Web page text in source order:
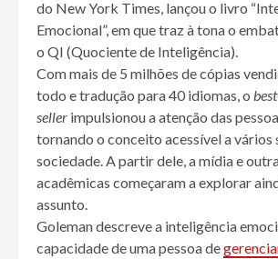
do New York Times, lançou o livro
Emocional”, em que traz à tona o
o QI (Quociente de Inteligência).
Com mais de 5 milhões de cópias
todo e tradução para 40 idiomas, o
seller impulsionou a atenção das
tornando o conceito acessível a vários
sociedade. A partir dele, a mídia e
acadêmicas começaram a explorar
assunto.
Goleman descreve a inteligência
capacidade de uma pessoa de